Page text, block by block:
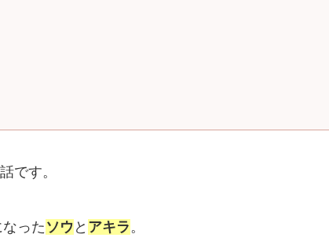
です。
った ソウ と アキラ。